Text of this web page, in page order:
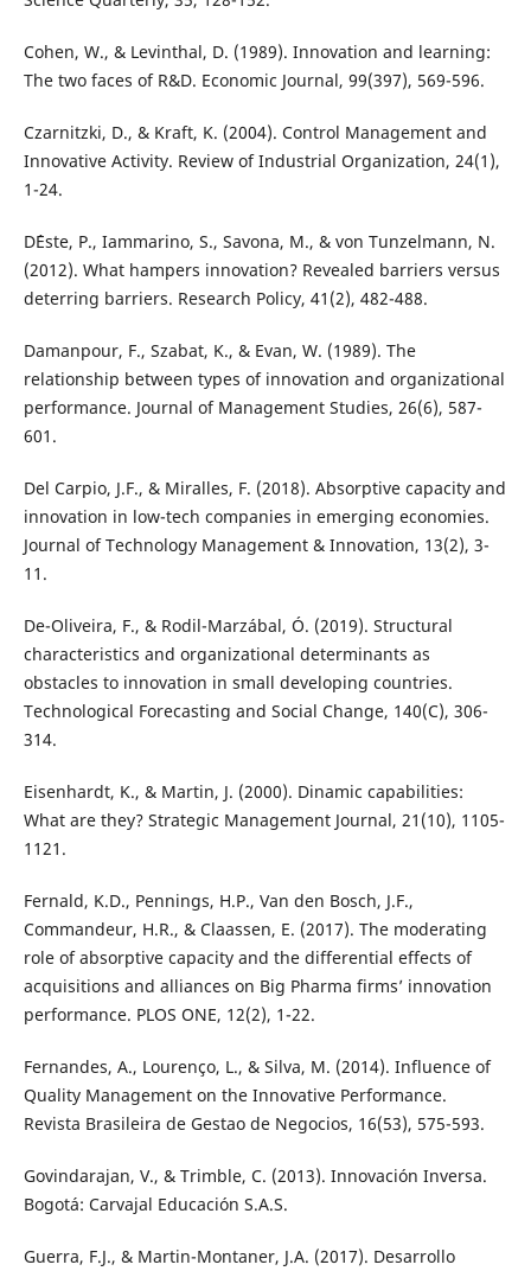
Cohen, W., & Levinthal, D. (1989). Innovation and learning:
The two faces of R&D. Economic Journal, 99(397), 569-596.
Czarnitzki, D., & Kraft, K. (2004). Control Management and
Innovative Activity. Review of Industrial Organization, 24(1),
1-24.
D´Este, P., Iammarino, S., Savona, M., & von Tunzelmann, N.
(2012). What hampers innovation? Revealed barriers versus
deterring barriers. Research Policy, 41(2), 482-488.
Damanpour, F., Szabat, K., & Evan, W. (1989). The
relationship between types of innovation and organizational
performance. Journal of Management Studies, 26(6), 587-
601.
Del Carpio, J.F., & Miralles, F. (2018). Absorptive capacity and
innovation in low-tech companies in emerging economies.
Journal of Technology Management & Innovation, 13(2), 3-
11.
De-Oliveira, F., & Rodil-Marzábal, Ó. (2019). Structural
characteristics and organizational determinants as
obstacles to innovation in small developing countries.
Technological Forecasting and Social Change, 140(C), 306-
314.
Eisenhardt, K., & Martin, J. (2000). Dinamic capabilities:
What are they? Strategic Management Journal, 21(10), 1105-
1121.
Fernald, K.D., Pennings, H.P., Van den Bosch, J.F.,
Commandeur, H.R., & Claassen, E. (2017). The moderating
role of absorptive capacity and the differential effects of
acquisitions and alliances on Big Pharma firms’ innovation
performance. PLOS ONE, 12(2), 1-22.
Fernandes, A., Lourenço, L., & Silva, M. (2014). Influence of
Quality Management on the Innovative Performance.
Revista Brasileira de Gestao de Negocios, 16(53), 575-593.
Govindarajan, V., & Trimble, C. (2013). Innovación Inversa.
Bogotá: Carvajal Educación S.A.S.
Guerra, F.J., & Martin-Montaner, J.A. (2017). Desarrollo